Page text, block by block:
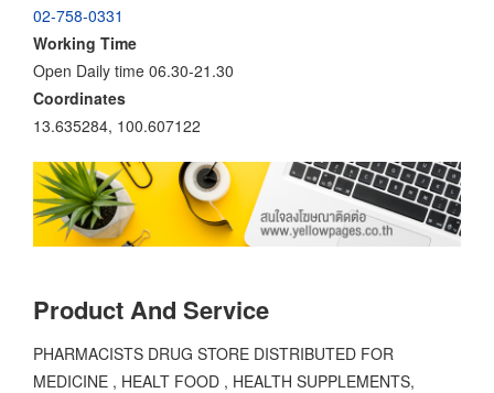
02-758-0331
Working Time
Open Daily time 06.30-21.30
Coordinates
13.635284, 100.607122
Product And Service
PHARMACISTS DRUG STORE DISTRIBUTED FOR
MEDICINE , HEALT FOOD , HEALTH SUPPLEMENTS,